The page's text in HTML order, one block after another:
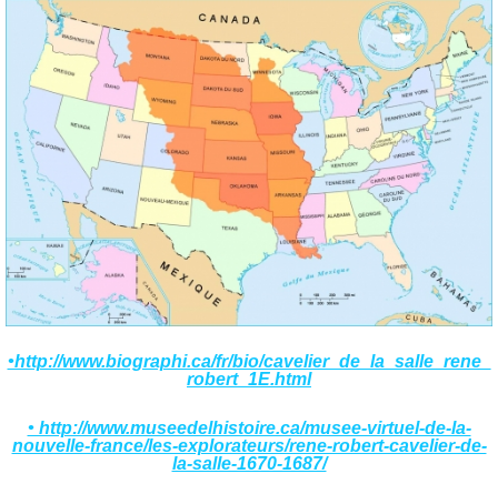
•http://www.biographi.ca/fr/bio/cavelier_de_la_salle_rene_
robert_1E.html
• http://www.museedelhistoire.ca/musee-virtuel-de-la-
nouvelle-france/les-explorateurs/rene-robert-cavelier-de-
la-salle-1670-1687/